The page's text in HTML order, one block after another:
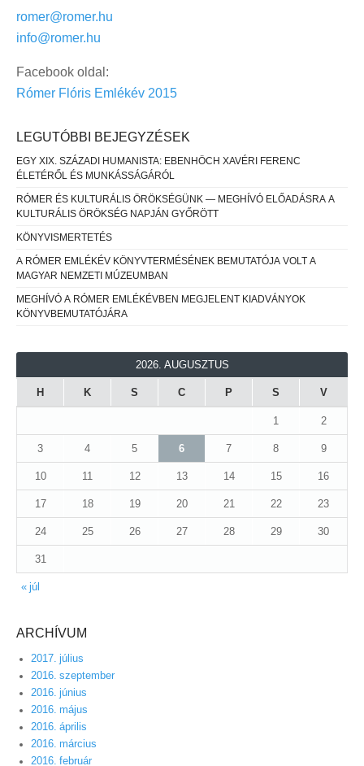
romer@romer.hu
info@romer.hu
Facebook oldal:
Rómer Flóris Emlékév 2015
LEGUTÓBBI BEJEGYZÉSEK
EGY XIX. SZÁZADI HUMANISTA: EBENHÖCH XAVÉRI FERENC
ÉLETÉRŐL ÉS MUNKÁSSÁGÁRÓL
RÓMER ÉS KULTURÁLIS ÖRÖKSÉGÜNK — MEGHÍVÓ ELŐADÁSRA A
KULTURÁLIS ÖRÖKSÉG NAPJÁN GYŐRÖTT
KÖNYVISMERTETÉS
A RÓMER EMLÉKÉV KÖNYVTERMÉSÉNEK BEMUTATÓJA VOLT A
MAGYAR NEMZETI MÚZEUMBAN
MEGHÍVÓ A RÓMER EMLÉKÉVBEN MEGJELENT KIADVÁNYOK
KÖNYVBEMUTATÓJÁRA
2026. AUGUSZTUS
H K S C P S V
« júl
1 2
3 4 5 6 7 8 9
10 11 12 13 14 15 16
17 18 19 20 21 22 23
24 25 26 27 28 29 30
31
ARCHÍVUM
2017. július
2016. szeptember
2016. június
2016. május
2016. április
2016. március
2016. február